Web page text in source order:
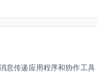
息传递应用程序和协作工